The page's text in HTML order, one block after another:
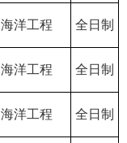
海洋工程 全日制
海洋工程 全日制
海洋工程 全日制